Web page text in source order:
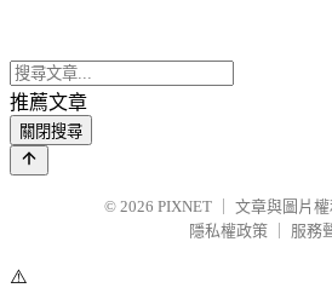
推薦文章
關閉搜尋
© 2026 PIXNET
文章與圖片
隱私權政策
服務
⚠️